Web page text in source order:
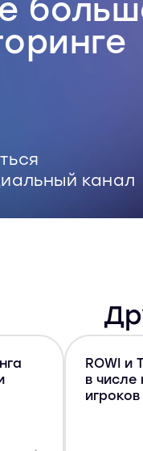
канал
ROWI и
в числе